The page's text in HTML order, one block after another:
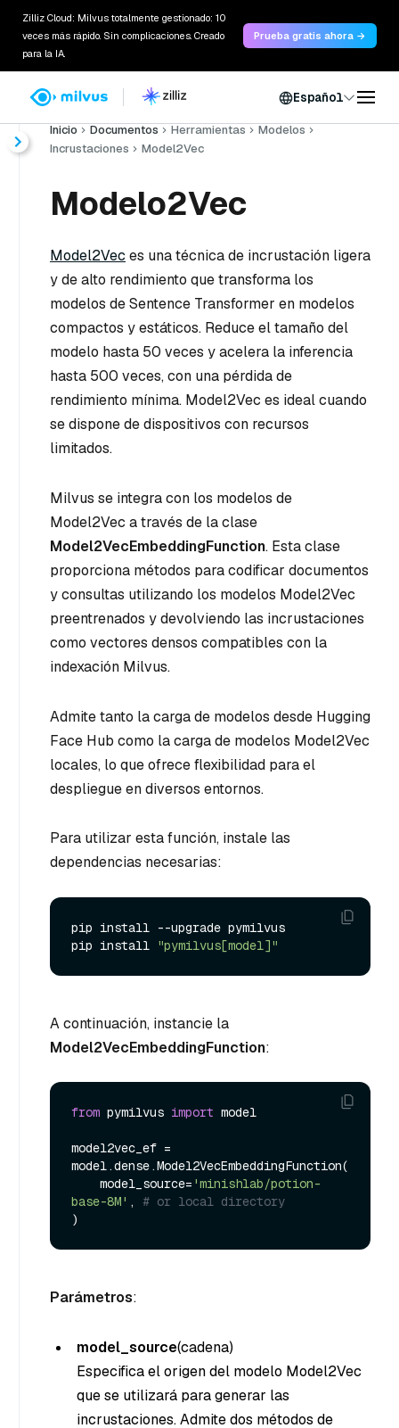
Zilliz Cloud: Milvus totalmente gestionado: 10
veces más rápido. Sin complicaciones. Creado
para la IA.
Prueba gratis ahora →
Español
Inicio Documentos Herramientas
Modelos
Incrustaciones
Model2Vec
Modelo2Vec
Model2Vec es una técnica de incrustación ligera
y de alto rendimiento que transforma los
modelos de Sentence Transformer en modelos
compactos y estáticos. Reduce el tamaño del
modelo hasta 50 veces y acelera la inferencia
hasta 500 veces, con una pérdida de
rendimiento mínima. Model2Vec es ideal cuando
se dispone de dispositivos con recursos
limitados.
Milvus se integra con los modelos de
Model2Vec a través de la clase
Model2VecEmbeddingFunction. Esta clase
proporciona métodos para codificar documentos
y consultas utilizando los modelos Model2Vec
preentrenados y devolviendo las incrustaciones
como vectores densos compatibles con la
indexación Milvus.
Admite tanto la carga de modelos desde Hugging
Face Hub como la carga de modelos Model2Vec
locales, lo que ofrece flexibilidad para el
despliegue en diversos entornos.
Para utilizar esta función, instale las
dependencias necesarias:
pip install --upgrade pymilvus
pip install "pymilvus[model]"
A continuación, instancie la
Model2VecEmbeddingFunction:
from pymilvus import model
model2vec_ef =
model.dense.Model2VecEmbeddingFunction(
    model_source=
'minishlab/potion-
base-8M' , # or local directory
Parámetros:
model_source(cadena)
Especifica el origen del modelo Model2Vec
que se utilizará para generar las
incrustaciones. Admite dos métodos de